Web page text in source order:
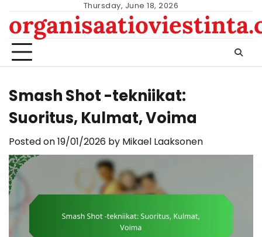
content
Thursday, June 18, 2026
Smash Shot -tekniikat:
Suoritus, Kulmat, Voima
Posted on19/01/2026 by Mikael Laaksonen